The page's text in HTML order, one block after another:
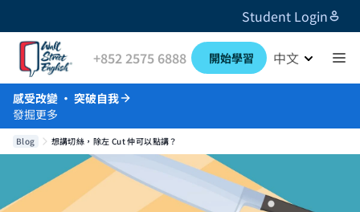
Student Login
+852 2575 6888 開始學習 中文
感受改變 · 突破自我
發掘更多
Blog 想講切絲，除左 Cut 仲可以點講？